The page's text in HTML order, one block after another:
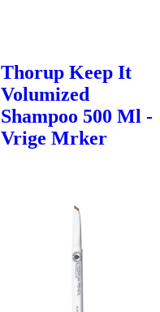
Thorup Keep It
Volumized
Shampoo 500 Ml -
Vrige Mrker